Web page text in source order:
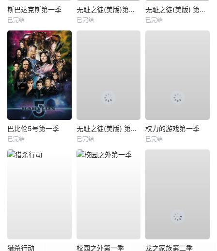
斯巴达克斯第一季
已完结
无耻之徒(美版)第一季
已完结
无耻之徒(美版) 第四季
已完结
巴比伦5号第一季
已完结
无耻之徒(美版) 第五季
已完结
权力的游戏第一季
已完结
猎杀行动 校园之外第一季 龙之家族第二季